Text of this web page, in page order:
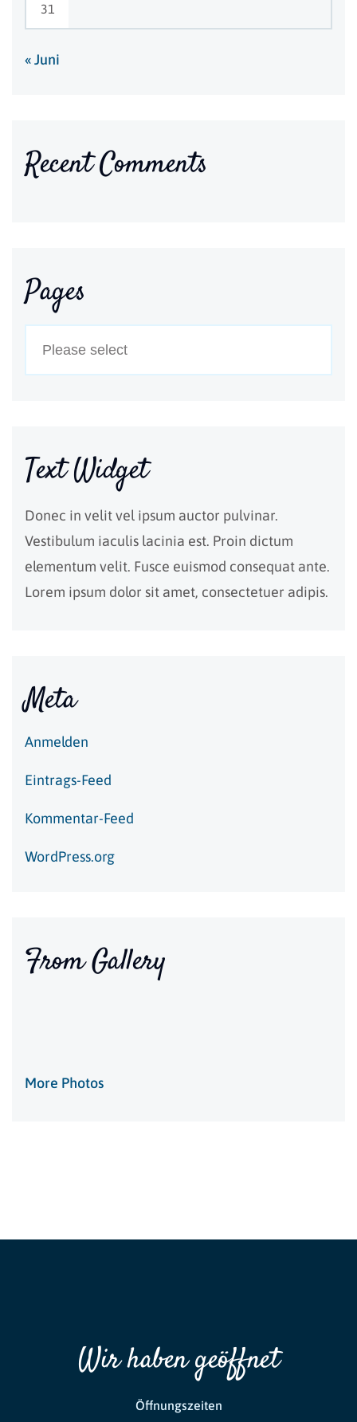
31
« Juni
Recent Comments
Pages
Text Widget
Donec in velit vel ipsum auctor pulvinar.
Vestibulum iaculis lacinia est. Proin dictum
elementum velit. Fusce euismod consequat ante.
Lorem ipsum dolor sit amet, consectetuer adipis.
Meta
Anmelden
Eintrags-Feed
Kommentar-Feed
WordPress.org
From Gallery
More Photos
Wir haben geöffnet
Öffnungszeiten